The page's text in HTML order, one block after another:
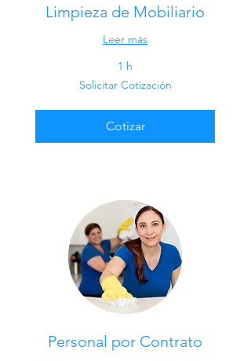
Limpieza de Mobiliario
Leer más
1 h
Solicitar Cotización
Cotizar
Personal por Contrato